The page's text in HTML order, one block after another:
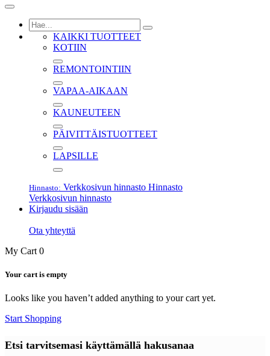
KAIKKI TUOTTEET
KOTIIN
REMONTOINTIIN
VAPAA-AIKAAN
KAUNEUTEEN
PÄIVITTÄISTUOTTEET
LAPSILLE
Hinnasto: Verkkosivun hinnasto Hinnasto
Verkkosivun hinnasto
Kirjaudu sisään
Ota yhteyttä
My Cart 0
Your cart is empty
Looks like you haven’t added anything to your cart yet.
Start Shopping
Etsi tarvitsemasi käyttämällä hakusanaa